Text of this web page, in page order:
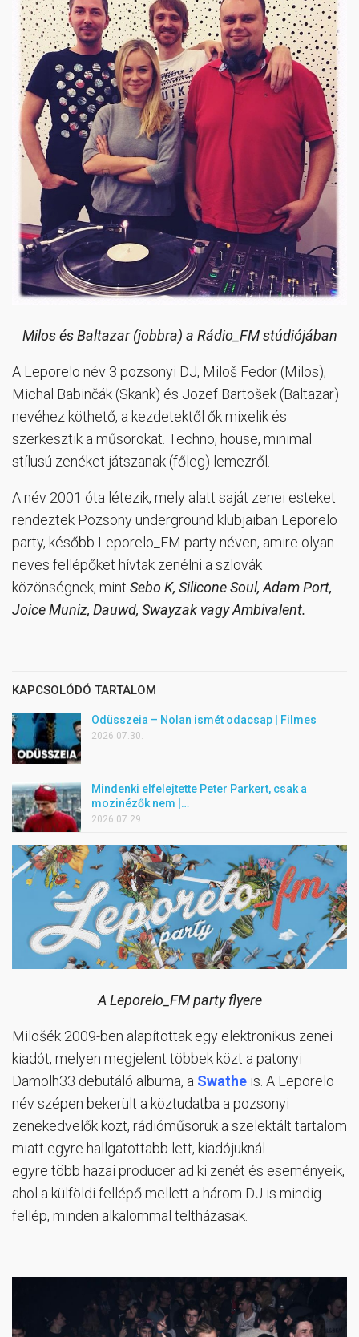
Milos és Baltazar (jobbra) a Rádio_FM stúdiójában
A Leporelo név 3 pozsonyi DJ, Miloš Fedor (Milos),
Michal Babinčák (Skank) és Jozef Bartošek (Baltazar)
nevéhez köthető, a kezdetektől ők mixelik és
szerkesztik a műsorokat. Techno, house, minimal
stílusú zenéket játszanak (főleg) lemezről.
A név 2001 óta létezik, mely alatt saját zenei esteket
rendeztek Pozsony underground klubjaiban Leporelo
party, később Leporelo_FM party néven, amire olyan
neves fellépőket hívtak zenélni a szlovák
közönségnek, mint Sebo K, Silicone Soul, Adam Port,
Joice Muniz, Dauwd, Swayzak vagy Ambivalent.
KAPCSOLÓDÓ TARTALOM
Odüsszeia – Nolan ismét odacsap | Filmes
2026.07.30.
Mindenki elfelejtette Peter Parkert, csak a
mozinézők nem |…
2026.07.29.
A Leporelo_FM party flyere
Milošék 2009-ben alapítottak egy elektronikus zenei
kiadót, melyen megjelent többek közt a patonyi
Damolh33 debütáló albuma, a Swathe is. A Leporelo
név szépen bekerült a köztudatba a pozsonyi
zenekedvelők közt, rádióműsoruk a szelektált tartalom
miatt egyre hallgatottabb lett, kiadójuknál
egyre több hazai producer ad ki zenét és eseményeik,
ahol a külföldi fellépő mellett a három DJ is mindig
fellép, minden alkalommal teltházasak.